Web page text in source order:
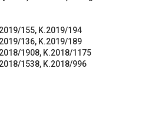
155, K.2019/194
136, K.2019/189
1908, K.2018/1175
1538, K.2018/996